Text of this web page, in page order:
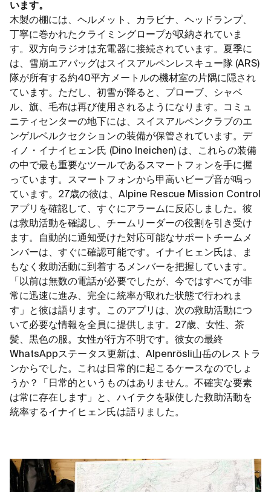
います。
木製の棚には、ヘルメット、カラビナ、ヘッドランプ、
丁寧に巻かれたクライミングロープが収納されていま
す。双方向ラジオは充電器に接続されています。夏季に
は、雪崩エアバッグはスイスアルペンレスキュー隊 (ARS)
隊が所有する約40平方メートルの機材室の片隅に隠され
ています。ただし、初雪が降ると、プローブ、シャベ
ル、旗、毛布は再び使用されるようになります。コミュ
ニティセンターの地下には、スイスアルペンクラブのエ
ンゲルベルクセクションの装備が保管されています。デ
ィノ・イナイヒェン氏 (Dino Ineichen) は、これらの装備
の中で最も重要なツールであるスマートフォンを手に握
っています。スマートフォンから甲高いビープ音が鳴っ
ています。27歳の彼は、Alpine Rescue Mission Control
アプリを確認して、すぐにアラームに反応しました。彼
は救助活動を確認し、チームリーダーの役割を引き受け
ます。自動的に通知受けた対応可能なサポートチームメ
ンバーは、すぐに確認可能です。イナイヒェン氏は、ま
もなく救助活動に到着するメンバーを把握しています。
「以前は無数の電話が必要でしたが、今ではすべてが非
常に迅速に進み、完全に統率が取れた状態で行われま
す」と彼は語ります。このアプリは、次の救助活動につ
いて必要な情報を全員に提供します。27歳、女性、茶
髪、黒色の服。女性が行方不明です。彼女の最終
WhatsAppステータス更新は、Alpenrösli山岳のレストラ
ンからでした。これは日常的に起こるケースなのでしょ
うか？「日常的というものはありません。不確実な要素
は常に存在します」と、ハイテクを駆使した救助活動を
統率するイナイヒェン氏は語りました。